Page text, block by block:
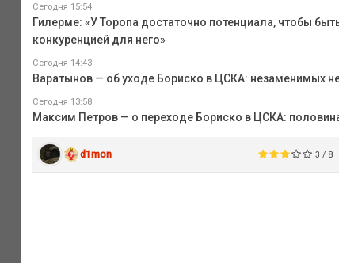
Сегодня 15:54
Гилерме: «У Торопа достаточно потенциала, чтобы
конкуренцией для него»
Сегодня 14:43
Варатынов — об уходе Бориско в ЦСКА: незаменимых
Сегодня 13:58
Максим Петров — о переходе Бориско в ЦСКА:
d1mon 3 / 8